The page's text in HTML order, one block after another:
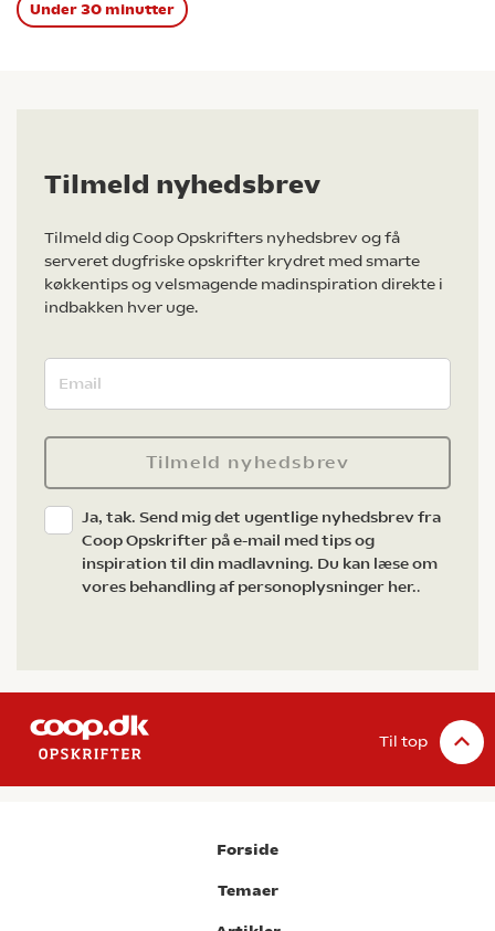
Under 30 minutter
Tilmeld nyhedsbrev
Tilmeld dig Coop Opskrifters nyhedsbrev og få
serveret dugfriske opskrifter krydret med smarte
køkkentips og velsmagende madinspiration direkte i
indbakken hver uge.
Tilmeld nyhedsbrev
Ja, tak. Send mig det ugentlige nyhedsbrev fra
Coop Opskrifter på e-mail med tips og
inspiration til din madlavning. Du kan læse om
vores behandling af personoplysninger her..
Til top
Forside
Temaer